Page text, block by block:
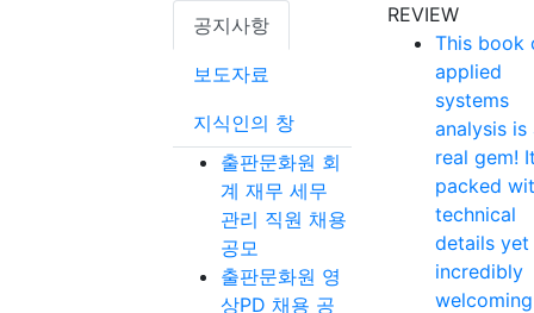
공지사항
보도자료
지식인의 창
출판문화원 회
계 재무 세무
관리 직원 채용
공모
출판문화원 영
상PD 채용 공
REVIEW
This book
applied
systems
analysis is
real gem!
packed
technical
details yet
incredibly